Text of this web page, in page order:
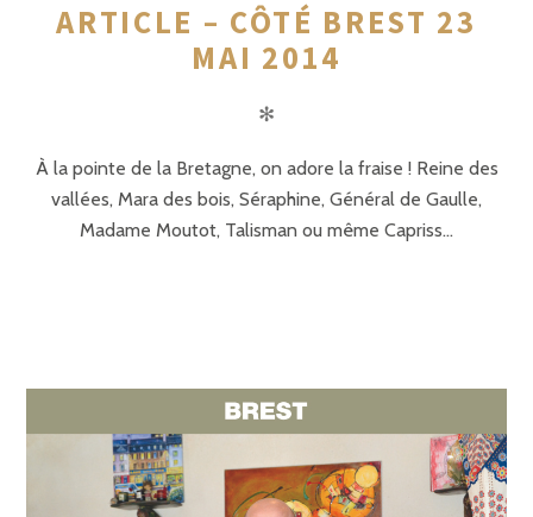
ARTICLE – CÔTÉ BREST 23
MAI 2014
✻
À la pointe de la Bretagne, on adore la fraise ! Reine des
vallées, Mara des bois, Séraphine, Général de Gaulle,
Madame Moutot, Talisman ou même Capriss…